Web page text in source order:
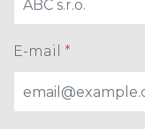
E-mail *